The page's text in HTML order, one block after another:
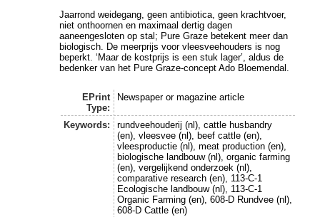
Jaarrond weidegang, geen antibiotica, geen krachtvoer,
niet onthoornen en maximaal dertig dagen
aaneengesloten op stal; Pure Graze betekent meer dan
biologisch. De meerprijs voor vleesveehouders is nog
beperkt. ‘Maar de kostprijs is een stuk lager’, aldus de
bedenker van het Pure Graze-concept Ado Bloemendal.
EPrint
Type:
Newspaper or magazine article
Keywords:
rundveehouderij (nl), cattle husbandry
(en), vleesvee (nl), beef cattle (en),
vleesproductie (nl), meat production (en),
biologische landbouw (nl), organic farming
(en), vergelijkend onderzoek (nl),
comparative research (en), 113-C-1
Ecologische landbouw (nl), 113-C-1
Organic Farming (en), 608-D Rundvee (nl),
608-D Cattle (en)